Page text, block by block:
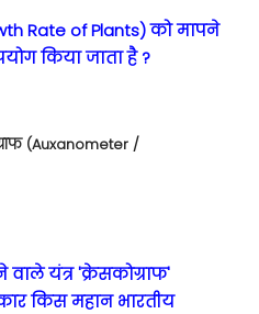
Rate of Plants) को मापने
किया जाता है ?
(Auxanometer /
वाले यंत्र 'क्रेसकोग्राफ'
किस महान भारतीय